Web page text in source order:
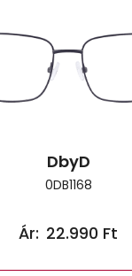
DbyD
0DB1168
Ár: 22.990 Ft